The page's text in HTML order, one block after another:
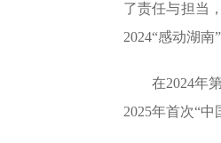
了责任与担当
2024“感动湖南
在2024年
2025年首次“